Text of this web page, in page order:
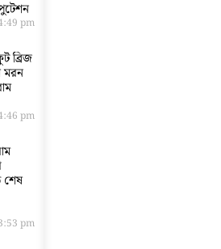
pm
ব্রিজ
মরন
pm
শেষ
pm